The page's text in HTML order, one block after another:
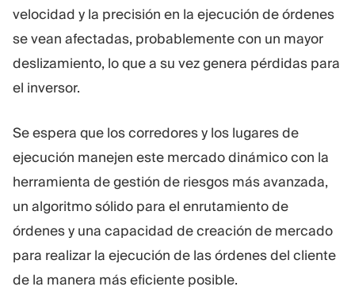
velocidad y la precisión en la ejecución de órdenes
se vean afectadas, probablemente con un mayor
deslizamiento, lo que a su vez genera pérdidas para
el inversor.
Se espera que los corredores y los lugares de
ejecución manejen este mercado dinámico con la
herramienta de gestión de riesgos más avanzada,
un algoritmo sólido para el enrutamiento de
órdenes y una capacidad de creación de mercado
para realizar la ejecución de las órdenes del cliente
de la manera más eficiente posible.